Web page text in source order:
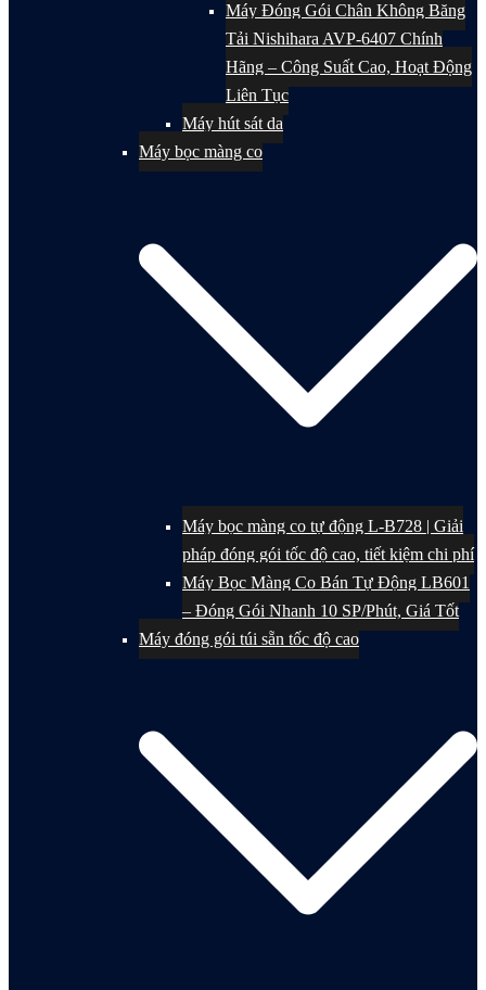
Máy Đóng Gói Chân Không Băng
Tải Nishihara AVP-6407 Chính
Hãng – Công Suất Cao, Hoạt Động
Liên Tục
Máy hút sát da
Máy bọc màng co
Máy bọc màng co tự động L-B728 | Giải
pháp đóng gói tốc độ cao, tiết kiệm chi phí
Máy Bọc Màng Co Bán Tự Động LB601
– Đóng Gói Nhanh 10 SP/Phút, Giá Tốt
Máy đóng gói túi sẵn tốc độ cao